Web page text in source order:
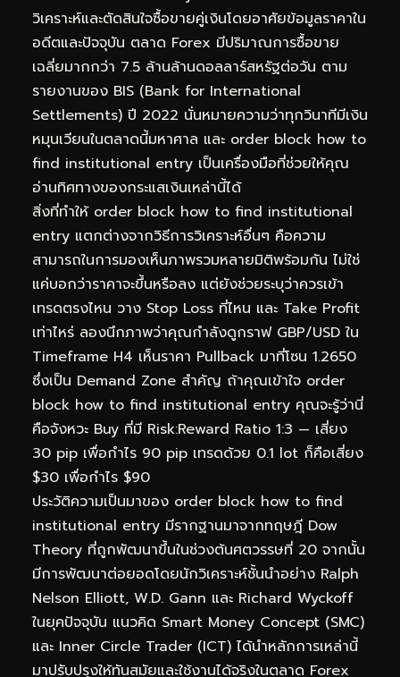
วิเคราะห์และตัดสินใจซื้อขายคู่เงินโดยอาศัยข้อมูลราคาใน
อดีตและปัจจุบัน ตลาด Forex มีปริมาณการซื้อขาย
เฉลี่ยมากกว่า 7.5 ล้านล้านดอลลาร์สหรัฐต่อวัน ตาม
รายงานของ BIS (Bank for International
Settlements) ปี 2022 นั่นหมายความว่าทุกวินาทีมีเงิน
หมุนเวียนในตลาดนี้มหาศาล และ order block how to
find institutional entry เป็นเครื่องมือที่ช่วยให้คุณ
อ่านทิศทางของกระแสเงินเหล่านี้ได้
สิ่งที่ทำให้ order block how to find institutional
entry แตกต่างจากวิธีการวิเคราะห์อื่นๆ คือความ
สามารถในการมองเห็นภาพรวมหลายมิติพร้อมกัน ไม่ใช่
แค่บอกว่าราคาจะขึ้นหรือลง แต่ยังช่วยระบุว่าควรเข้า
เทรดตรงไหน วาง Stop Loss ที่ไหน และ Take Profit
เท่าไหร่ ลองนึกภาพว่าคุณกำลังดูกราฟ GBP/USD ใน
Timeframe H4 เห็นราคา Pullback มาที่โซน 1.2650
ซึ่งเป็น Demand Zone สำคัญ ถ้าคุณเข้าใจ order
block how to find institutional entry คุณจะรู้ว่านี่
คือจังหวะ Buy ที่มี Risk:Reward Ratio 1:3 — เสี่ยง
30 pip เพื่อกำไร 90 pip เทรดด้วย 0.1 lot ก็คือเสี่ยง
$30 เพื่อกำไร $90
ประวัติความเป็นมาของ order block how to find
institutional entry มีรากฐานมาจากทฤษฎี Dow
Theory ที่ถูกพัฒนาขึ้นในช่วงต้นศตวรรษที่ 20 จากนั้น
มีการพัฒนาต่อยอดโดยนักวิเคราะห์ชั้นนำอย่าง Ralph
Nelson Elliott, W.D. Gann และ Richard Wyckoff
ในยุคปัจจุบัน แนวคิด Smart Money Concept (SMC)
และ Inner Circle Trader (ICT) ได้นำหลักการเหล่านี้
มาปรับปรุงให้ทันสมัยและใช้งานได้จริงในตลาด Forex